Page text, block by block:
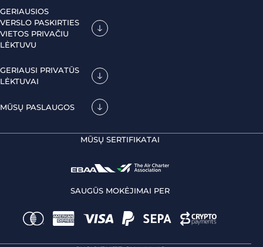
GERIAUSIOS
VERSLO PASKIRTIES
VIETOS PRIVAČIU
LĖKTUVU
GERIAUSI PRIVATŪS
LĖKTUVAI
MŪSŲ PASLAUGOS
MŪSŲ SERTIFIKATAI
SAUGŪS MOKĖJIMAI PER